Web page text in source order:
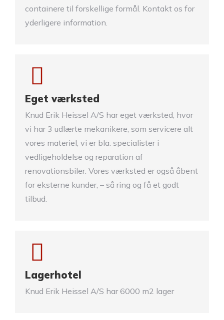
containere til forskellige formål. Kontakt os for
yderligere information.
Eget værksted
Knud Erik Heissel A/S har eget værksted, hvor
vi har 3 udlærte mekanikere, som servicere alt
vores materiel, vi er bla. specialister i
vedligeholdelse og reparation af
renovationsbiler. Vores værksted er også åbent
for eksterne kunder, – så ring og få et godt
tilbud.
Lagerhotel
Knud Erik Heissel A/S har 6000 m2 lager